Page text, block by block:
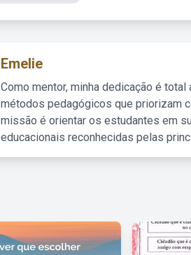
Emelie
Como mentor, minha dedicação é
métodos pedagógicos que priorizam
missão é orientar os estudantes em
educacionais reconhecidas pelas